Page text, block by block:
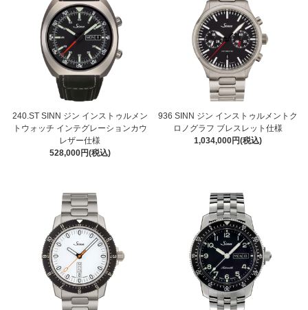
240.ST SINN ジン インストゥルメン
トウォッチ インテグレーションカウ
レザー仕様
528,000円(税込)
936 SINN ジン インストゥルメントク
ロノグラフ ブレスレット仕様
1,034,000円(税込)